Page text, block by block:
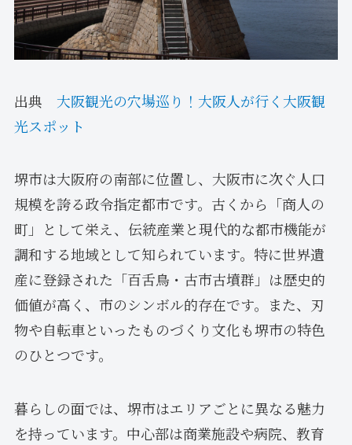
出典 大阪観光の穴場巡り！大阪人が行く大阪観
光スポット
堺市は大阪府の南部に位置し、大阪市に次ぐ人口
規模を誇る政令指定都市です。古くから「商人の
町」として栄え、伝統産業と現代的な都市機能が
調和する地域として知られています。特に世界遺
産に登録された「百舌鳥・古市古墳群」は歴史的
価値が高く、市のシンボル的存在です。また、刃
物や自転車といったものづくり文化も堺市の特色
のひとつです。
暮らしの面では、堺市はエリアごとに異なる魅力
を持っています。中心部は商業施設や病院、教育